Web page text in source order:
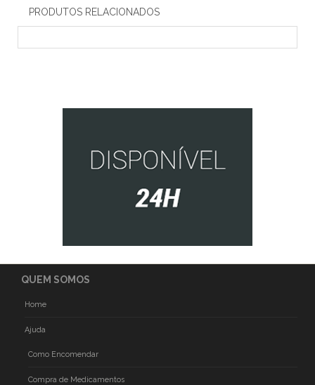
PRODUTOS RELACIONADOS
QUEM SOMOS
Home
Ajuda
Como Encomendar
Compra de Medicamentos